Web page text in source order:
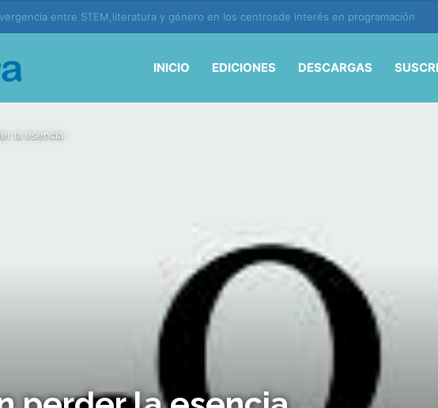
educación y vida en la era de la IA
INICIO EDICIONES DESCARGAS
la esencia